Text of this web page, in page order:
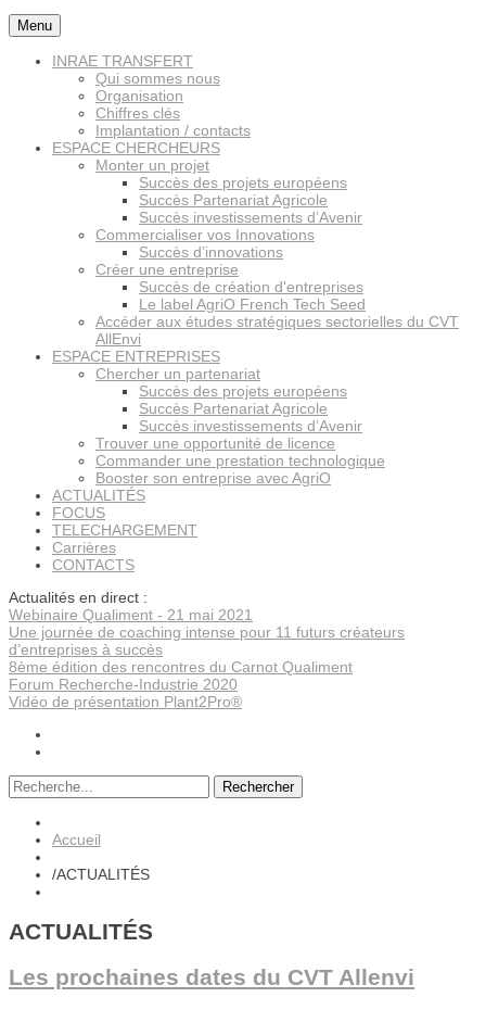
Menu
INRAE TRANSFERT
Qui sommes nous
Organisation
Chiffres clés
Implantation / contacts
ESPACE CHERCHEURS
Monter un projet
Succès des projets européens
Succès Partenariat Agricole
Succès investissements d’Avenir
Commercialiser vos Innovations
Succès d’innovations
Créer une entreprise
Succès de création d'entreprises
Le label AgriO French Tech Seed
Accéder aux études stratégiques sectorielles du CVT
AllEnvi
ESPACE ENTREPRISES
Chercher un partenariat
Succès des projets européens
Succès Partenariat Agricole
Succès investissements d’Avenir
Trouver une opportunité de licence
Commander une prestation technologique
Booster son entreprise avec AgriO
ACTUALITÉS
FOCUS
TELECHARGEMENT
Carrières
CONTACTS
Actualités en direct :
Webinaire Qualiment - 21 mai 2021
Une journée de coaching intense pour 11 futurs créateurs
d’entreprises à succès
8ème édition des rencontres du Carnot Qualiment
Forum Recherche-Industrie 2020
Vidéo de présentation Plant2Pro®
Rechercher
Accueil
/ACTUALITÉS
ACTUALITÉS
Les prochaines dates du CVT Allenvi